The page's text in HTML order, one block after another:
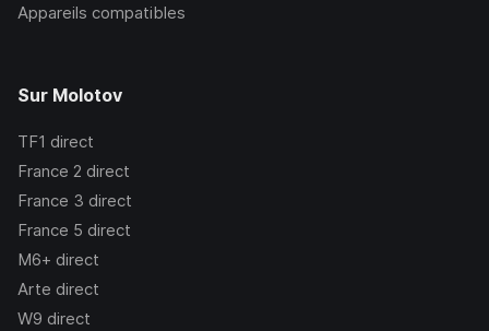
Appareils compatibles
Sur Molotov
TF1 direct
France 2 direct
France 3 direct
France 5 direct
M6+ direct
Arte direct
W9 direct